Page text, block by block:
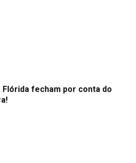
fecham por conta do